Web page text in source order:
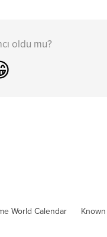
oldu mu?
World Calendar